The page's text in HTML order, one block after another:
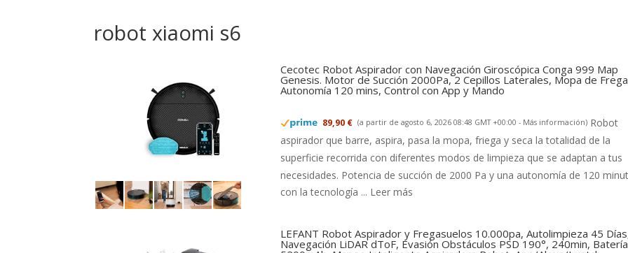
robot xiaomi s6
Cecotec Robot Aspirador con Navegación Giroscópica Conga 999 Map
Genesis. Motor de Succión 2000Pa, 2 Cepillos Laterales, Mopa de
Autonomía 120 mins, Control con App y Mando
89,90 € (a partir de agosto 6, 2026 08:48 GMT +00:00 - Más información) Robot
aspirador que barre, aspira, pasa la mopa, friega y seca la totalidad de la
superficie recorrida con diferentes modos de limpieza que se adaptan a tus
necesidades. Potencia de succión de 2000 Pa y una autonomía de 120
con la tecnología ... Leer más
LEFANT Robot Aspirador y Fregasuelos 10.000pa, Autolimpieza 45
Navegación LiDAR dToF, Evasión Obstáculos PSD 190°, 240min, Batería